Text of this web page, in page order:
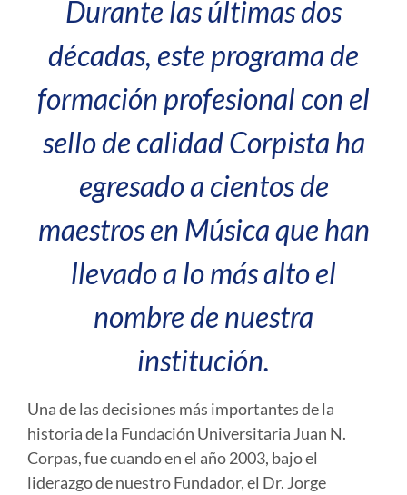
Durante las últimas dos
décadas, este programa de
formación profesional con el
sello de calidad Corpista ha
egresado a cientos de
maestros en Música que han
llevado a lo más alto el
nombre de nuestra
institución.
Una de las decisiones más importantes de la
historia de la Fundación Universitaria Juan N.
Corpas, fue cuando en el año 2003, bajo el
liderazgo de nuestro Fundador, el Dr. Jorge